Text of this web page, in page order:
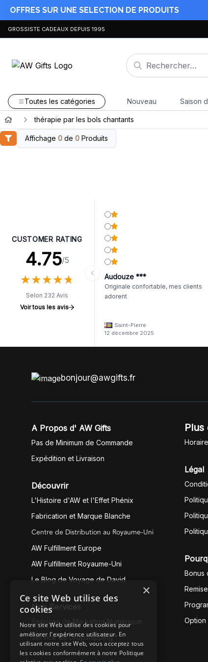
OFFRES SUR UNE SELECTION DE PRODUITS
GROSSISTE CADEAUX DEPUIS 1995
Toutes les catégories Nouveau Saison
thérapie par les bols chantants
Affichage 0de 0Produits
CUSTOMER RATING
4.75/5
★★★★★
★★★★★
Selon 232 Avis
Voir tous les avis
Audouze ***
Originale confortable, mes clients
adorent
Saint-Pierre
12 décembre 2025
bonjour@awgifts.fr
A Propos d' AW Gifts
Pas de Minimum de Commande
Expédition et Livraison
Découvrir
L'Histoire d'AW et l'Effet Phénix
Fabrication et Marque Blanche
Centre de Distribution au Royaume-Uni
AW Fulfillment Europe
AW Fulfillment Royaume-Uni
Le Blog de Voyage de David
Nos Services
Services de Marketing Numérique
Service de Dropshipping
Plus
Légal
Bonus
Option
×
Ce site Web utilise des
cookies
Notre site Web utilise des cookies pour
améliorer l'expérience utilisateur. En
utilisant notre site Web, vous acceptez tous
les cookies conformément à notre Politique